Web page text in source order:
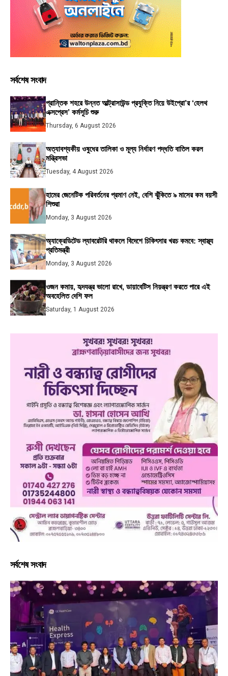
সর্বশেষ সংবাদ
প্রান্তিক শহরে উন্নত আল্ট্রাসাউন্ড প্রযুক্তি নিয়ে উইপ্রো’র ‘হেলথ
এক্সপ্রেস’ কর্মসূচি শুরু
Thursday, 6 August 2026
অত্যাবশ্যকীয় ওষুধের তালিকা ও মূল্য নির্ধারণ পদ্ধতি বাতিল করল
মন্ত্রিসভা
Tuesday, 4 August 2026
হামের জেনেটিক পরিবর্তনের প্রমাণ নেই, বেশি ঝুঁকিতে ৯ মাসের কম বয়সী
শিশুরা
Monday, 3 August 2026
অ্যাক্রেডিটেড ল্যাবরেটরি থাকলে বিদেশে চিকিৎসার খরচ কমবে: স্বাস্থ্য
প্রতিমন্ত্রী
Monday, 3 August 2026
ওজন কমায়, হৃদযন্ত্র ভালো রাখে, ডায়াবেটিস নিয়ন্ত্রণ করতে পারে এই
অবহেলিত দেশি ফল
Saturday, 1 August 2026
সর্বশেষ সংবাদ